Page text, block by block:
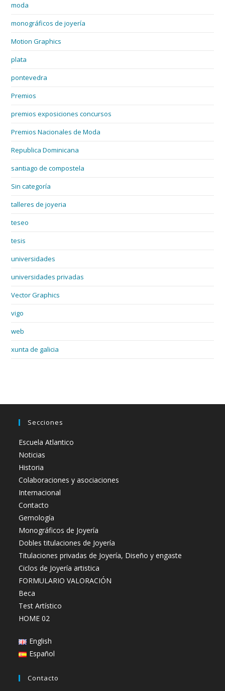
moda
monográficos de joyería
Motion Graphics
plata
pontevedra
Premios
premios exposiciones concursos
Premios Nacionales de Moda
Republica Dominicana
santiago de compostela
Sin categoría
talleres de joyeria
teseo
tesis
universidades
universidades privadas
Vector Graphics
vigo
web
xunta de galicia
Secciones
Escuela Atlantico
Noticias
Historia
Colaboraciones y asociaciones
Internacional
Contacto
Gemología
Monográficos de Joyería
Dobles titulaciones de Joyería
Titulaciones privadas de Joyería, Diseño y engaste
Ciclos de Joyería artistica
FORMULARIO VALORACIÓN
Beca
Test Artístico
HOME 02
English
Español
Contacto